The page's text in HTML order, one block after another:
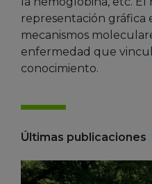
representación gráfica
mecanismos
enfermedad que
conocimiento.
Últimas publicaciones